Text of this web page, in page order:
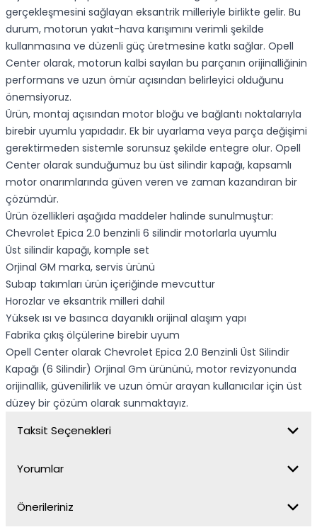
gerçekleşmesini sağlayan eksantrik milleriyle birlikte gelir. Bu
durum, motorun yakıt-hava karışımını verimli şekilde
kullanmasına ve düzenli güç üretmesine katkı sağlar. Opell
Center olarak, motorun kalbi sayılan bu parçanın orijinalliğinin
performans ve uzun ömür açısından belirleyici olduğunu
önemsiyoruz.
Ürün, montaj açısından motor bloğu ve bağlantı noktalarıyla
birebir uyumlu yapıdadır. Ek bir uyarlama veya parça değişimi
gerektirmeden sistemle sorunsuz şekilde entegre olur. Opell
Center olarak sunduğumuz bu üst silindir kapağı, kapsamlı
motor onarımlarında güven veren ve zaman kazandıran bir
çözümdür.
Ürün özellikleri aşağıda maddeler halinde sunulmuştur:
Chevrolet Epica 2.0 benzinli 6 silindir motorlarla uyumlu
Üst silindir kapağı, komple set
Orjinal GM marka, servis ürünü
Subap takımları ürün içeriğinde mevcuttur
Horozlar ve eksantrik milleri dahil
Yüksek ısı ve basınca dayanıklı orijinal alaşım yapı
Fabrika çıkış ölçülerine birebir uyum
Opell Center olarak Chevrolet Epica 2.0 Benzinli Üst Silindir
Kapağı (6 Silindir) Orjinal Gm ürününü, motor revizyonunda
orijinallik, güvenilirlik ve uzun ömür arayan kullanıcılar için üst
düzey bir çözüm olarak sunmaktayız.
Taksit Seçenekleri
Yorumlar
Önerileriniz